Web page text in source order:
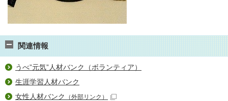
関連情報
うべ”元気”人材バンク（ボランティア）
生涯学習人材バンク
女性人材バンク
（外部リンク）